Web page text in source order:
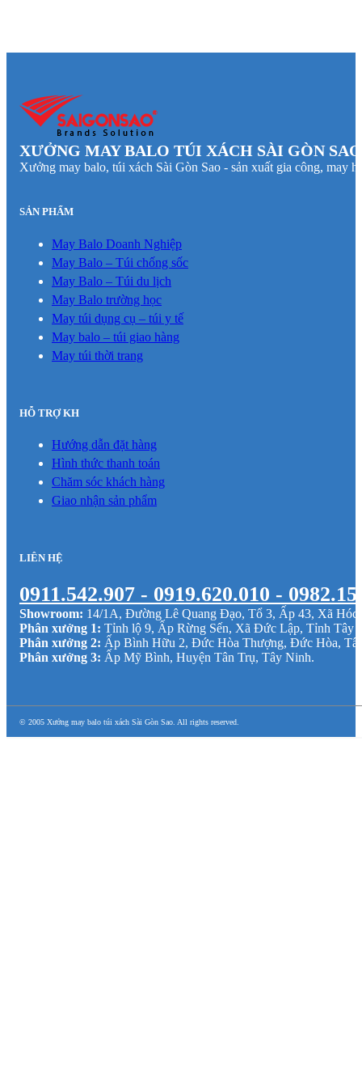
XƯỞNG MAY BALO TÚI XÁCH SÀI GÒN
Xưởng may balo, túi xách Sài Gòn Sao - sản xuất gia công, may
SẢN PHẨM
May Balo Doanh Nghiệp
May Balo – Túi chống sốc
May Balo – Túi du lịch
May Balo trường học
May túi dụng cụ – túi y tế
May balo – túi giao hàng
May túi thời trang
HỖ TRỢ KH
Hướng dẫn đặt hàng
Hình thức thanh toán
Chăm sóc khách hàng
Giao nhận sản phẩm
LIÊN HỆ
0911.542.907 - 0919.620.010 -
Showroom: 14/1A, Đường Lê Quang Đạo, Tổ 3, Ấp 43, Xã Hóc
Phân xưởng 1: Tỉnh lộ 9, Ấp Rừng Sến, Xã Đức Lập, Tỉnh Tây
Phân xưởng 2: Ấp Bình Hữu 2, Đức Hòa Thượng, Đức Hòa,
Phân xưởng 3: Ấp Mỹ Bình, Huyện Tân Trụ, Tây Ninh.
© 2005 Xưởng may balo túi xách Sài Gòn Sao. All rights reserved.